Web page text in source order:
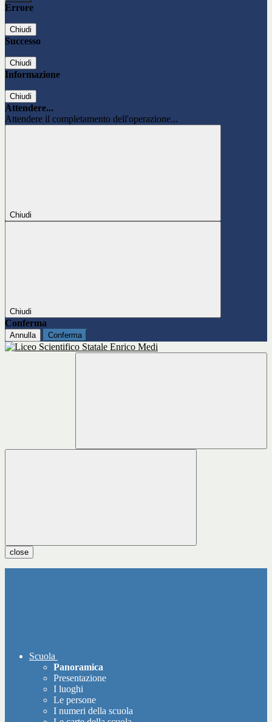
Errore
Chiudi
Successo
Chiudi
Informazione
Chiudi
Attendere...
Attendere il completamento dell'operazione...
Chiudi
Chiudi
Conferma
Annulla Conferma
close
Scuola
Panoramica
Presentazione
I luoghi
Le persone
I numeri della scuola